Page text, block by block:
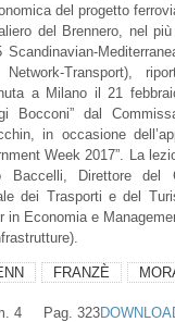
del progetto
del Brennero, nel
Scandinavian-
Network-Transport),
a Milano il 21
Bocconi” dal
in occasione
Week 2017”. La
Baccelli, Direttore del
dei Trasporti e del
in Economia e
FRANZÈ
4 Pag. 323